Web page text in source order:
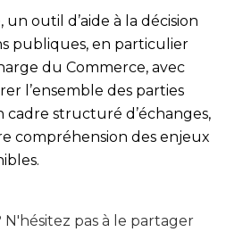
outil d’aide à la décision
publiques, en particulier
du Commerce, avec
l’ensemble des parties
cadre structuré d’échanges,
compréhension des enjeux
pas à le partager